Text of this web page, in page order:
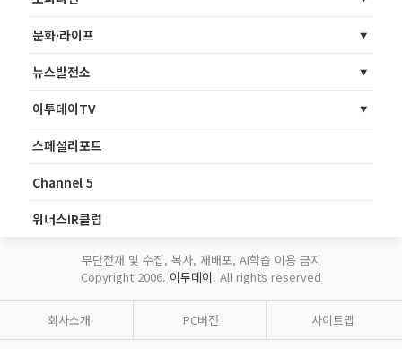
문화·라이프
뉴스발전소
이투데이TV
스페셜리포트
Channel 5
위너스IR클럽
무단전재 및 수집, 복사, 재배포, AI학습 이용 금지
Copyright 2006. 이투데이. All rights reserved
회사소개 PC버전 사이트맵